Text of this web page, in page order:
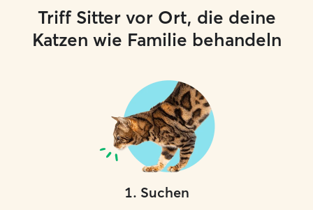
Triff Sitter vor Ort, die deine
Katzen wie Familie behandeln
1. Suchen